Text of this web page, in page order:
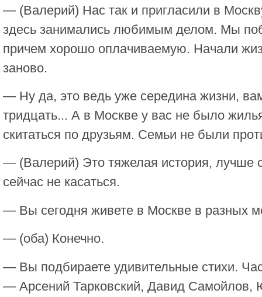
— (Валерий) Нас так и пригласили в
здесь занимались любимым делом. Мы
причем хорошо оплачиваемую. Начали
заново.
— Ну да, это ведь уже середина жизни,
тридцать... А в Москве у вас не было
скитаться по друзьям. Семьи не были
— (Валерий) Это тяжелая история, лучше
сейчас не касаться.
— Вы сегодня живете в Москве в разных
— (оба) Конечно.
— Вы подбираете удивительные стихи.
— Арсений Тарковский, Давид Самойлов,